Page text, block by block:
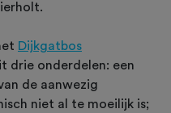
Dijkgatbos
drie onderdelen: een
de aanwezig
niet al te moeilijk is;